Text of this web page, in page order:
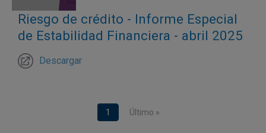
Riesgo de crédito - Informe Especial
de Estabilidad Financiera - abril 2025
Descargar
Página actual
1 Última página
Último »